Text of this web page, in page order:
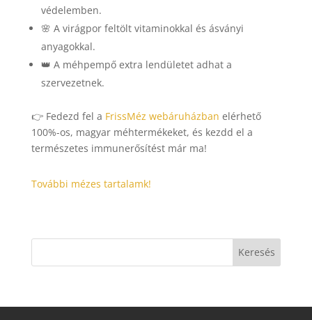
védelemben.
🌸 A virágpor feltölt vitaminokkal és ásványi
anyagokkal.
👑 A méhpempő extra lendületet adhat a
szervezetnek.
👉 Fedezd fel a FrissMéz webáruházban elérhető
100%-os, magyar méhtermékeket, és kezdd el a
természetes immunerősítést már ma!
További mézes tartalamk!
Keresés